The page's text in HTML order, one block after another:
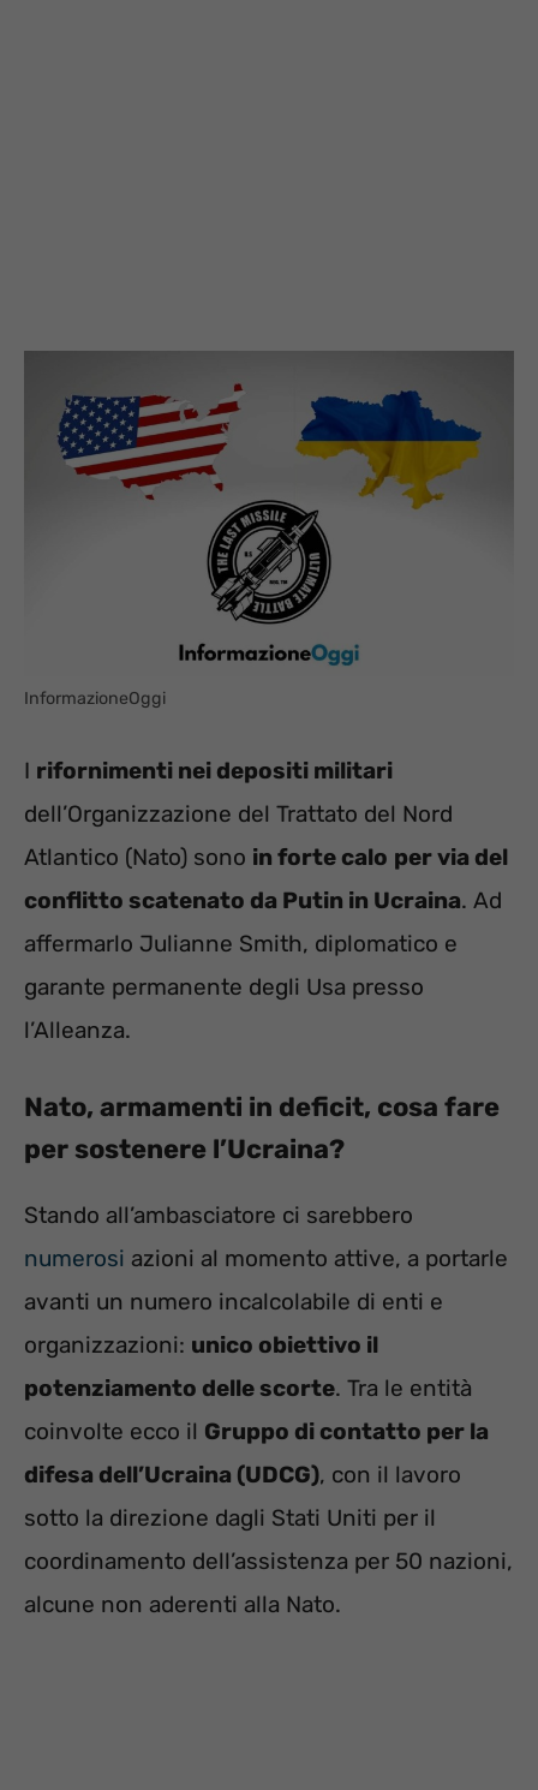
InformazioneOggi
I rifornimenti nei depositi militari
dell’Organizzazione del Trattato del Nord
Atlantico (Nato) sono in forte calo per via del
conflitto scatenato da Putin in Ucraina. Ad
affermarlo Julianne Smith, diplomatico e
garante permanente degli Usa presso
l’Alleanza.
Nato, armamenti in deficit, cosa fare
per sostenere l’Ucraina?
Stando all’ambasciatore ci sarebbero
numerosi azioni al momento attive, a portarle
avanti un numero incalcolabile di enti e
organizzazioni: unico obiettivo il
potenziamento delle scorte. Tra le entità
coinvolte ecco il Gruppo di contatto per la
difesa dell’Ucraina (UDCG), con il lavoro
sotto la direzione dagli Stati Uniti per il
coordinamento dell’assistenza per 50 nazioni,
alcune non aderenti alla Nato.